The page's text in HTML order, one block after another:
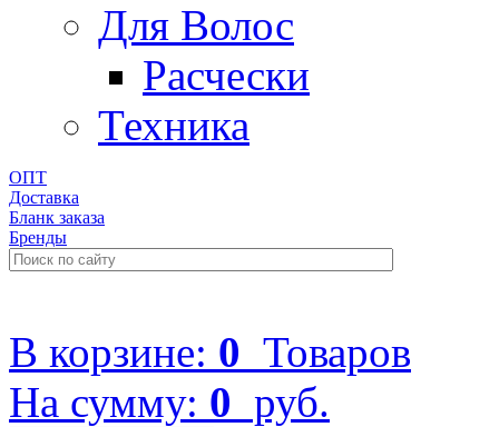
Для Волос
Расчески
Техника
ОПТ
Доставка
Бланк заказа
Бренды
В корзине: 0 Товаров
На сумму: 0 руб.